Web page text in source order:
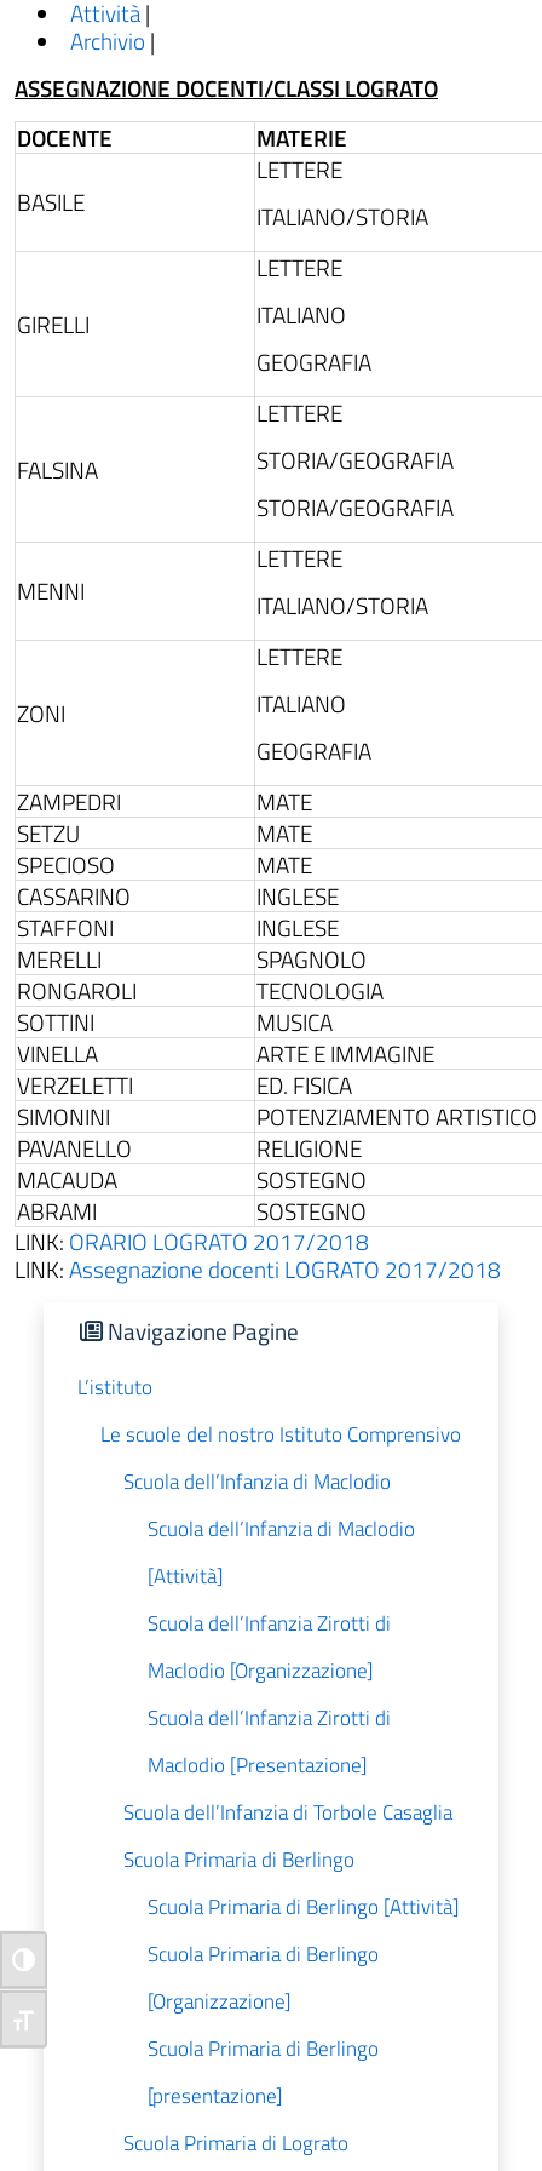
Attiva/disattiva alto contrasto
Attiva/disattiva dimensione testo
Attività|
Archivio |
ASSEGNAZIONE DOCENTI/CLASSI LOGRATO
DOCENTE
MATERIE
BASILE
LETTERE
ITALIANO/STORIA
GIRELLI
LETTERE
ITALIANO
GEOGRAFIA
FALSINA
LETTERE
STORIA/GEOGRAFIA
STORIA/GEOGRAFIA
MENNI
LETTERE
ITALIANO/STORIA
ZONI
LETTERE
ITALIANO
GEOGRAFIA
ZAMPEDRI
MATE
SETZU
MATE
SPECIOSO
MATE
CASSARINO
INGLESE
STAFFONI
INGLESE
MERELLI
SPAGNOLO
RONGAROLI
TECNOLOGIA
SOTTINI
MUSICA
VINELLA
ARTE E IMMAGINE
VERZELETTI
ED. FISICA
SIMONINI
POTENZIAMENTO ARTISTICO
PAVANELLO
RELIGIONE
MACAUDA
SOSTEGNO
ABRAMI
SOSTEGNO
LINK: ORARIO LOGRATO 2017/2018
LINK:Assegnazione docenti LOGRATO 2017/2018
Navigazione Pagine
L’istituto
Le scuole del nostro Istituto Comprensivo
Scuola dell’Infanzia di Maclodio
Scuola dell’Infanzia di Maclodio
[Attività]
Scuola dell’Infanzia Zirotti di
Maclodio [Organizzazione]
Scuola dell’Infanzia Zirotti di
Maclodio [Presentazione]
Scuola dell’Infanzia di Torbole Casaglia
Scuola Primaria di Berlingo
Scuola Primaria di Berlingo [Attività]
Scuola Primaria di Berlingo
[Organizzazione]
Scuola Primaria di Berlingo
[presentazione]
Scuola Primaria di Lograto